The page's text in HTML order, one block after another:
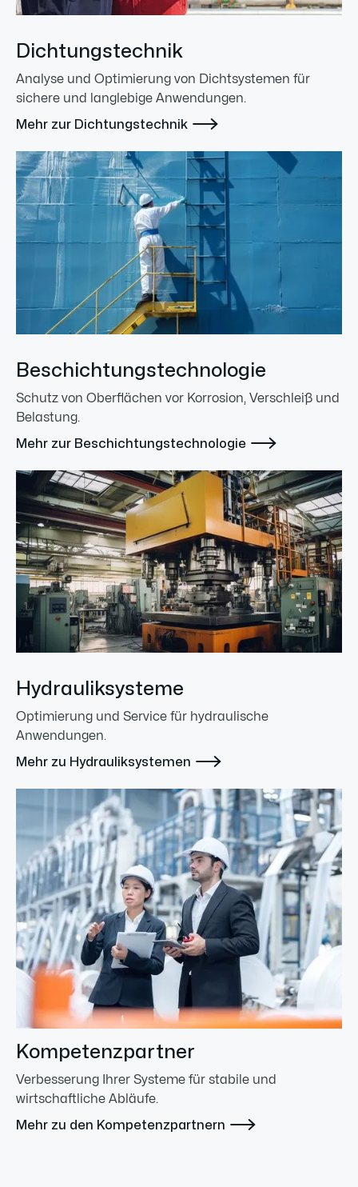
Dichtungstechnik
Analyse und Optimierung von Dichtsystemen für
sichere und langlebige Anwendungen.
Mehr zur Dichtungstechnik 
Beschichtungstechnologie
Schutz von Oberflächen vor Korrosion, Verschleiß und
Belastung.
Mehr zur Beschichtungstechnologie 
Hydrauliksysteme
Optimierung und Service für hydraulische
Anwendungen.
Mehr zu Hydrauliksystemen 
Kompetenzpartner
Verbesserung Ihrer Systeme für stabile und
wirtschaftliche Abläufe.
Mehr zu den Kompetenzpartnern 